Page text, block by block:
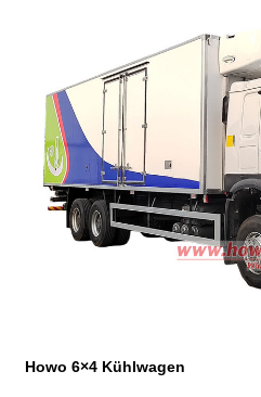
Howo 6×4 Kühlwagen